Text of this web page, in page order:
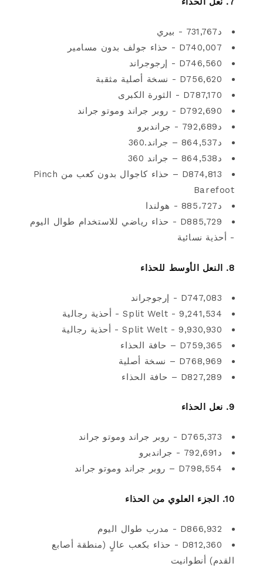
د731,767 - بيري
D740,007 - حذاء جولف بدون مسامير
D746,560 - إرجوجراند
D756,620 - نسخة أصلية مثقبة
D787,170 - الثورة الكبرى
D792,690 - روبر جراند وموتو جراند
د792,689 - جراندبرو
د864,537 – جراند.360
د864,538 – جراند 360
D874,813 – حذاء كاجوال بدون كعب من Pinch
Barefoot
د885،727 - هولندا
D885,729 - حذاء رياضي للاستخدام طوال اليوم
- أحذية نسائية
8. النعل الأوسط للحذاء
D747,083 - إرجوجراند
9,241,534 - Split Welt - أحذية رجالية
9,930,930 - Split Welt - أحذية رجالية
D759,365 – حافة الحذاء
D768,969 – نسخة أصلية
D827,289 – حافة الحذاء
9. نعل الحذاء
D765,373 - روبر جراند وموتو جراند
د792,691 - جراندبرو
D798,554 – روبر جراند وموتو جراند
10. الجزء العلوي من الحذاء
D866,932 - مدرب طوال اليوم
D812,360 - حذاء بكعب عالٍ (منطقة أصابع
القدم) أنطوانيت